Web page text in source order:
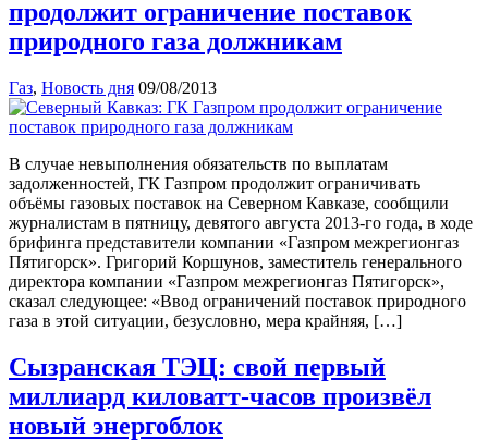
продолжит ограничение поставок
природного газа должникам
Газ, Новость дня 09/08/2013
В случае невыполнения обязательств по выплатам
задолженностей, ГК Газпром продолжит ограничивать
объёмы газовых поставок на Северном Кавказе, сообщили
журналистам в пятницу, девятого августа 2013-го года, в ходе
брифинга представители компании «Газпром межрегионгаз
Пятигорск». Григорий Коршунов, заместитель генерального
директора компании «Газпром межрегионгаз Пятигорск»,
сказал следующее: «Ввод ограничений поставок природного
газа в этой ситуации, безусловно, мера крайняя, […]
Сызранская ТЭЦ: свой первый
миллиард киловатт-часов произвёл
новый энергоблок